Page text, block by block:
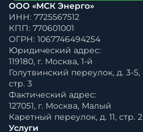
ООО «МСК Энерго»
ИНН: 7725567512
КПП: 770601001
ОГРН: 1067746494254
Юридический адрес:
119180, г. Москва, 1-й
Голутвинский переулок, д. 3-5,
стр. 3
Фактический адрес:
127051, г. Москва, Малый
Каретный переулок, д. 11, стр. 2
Услуги